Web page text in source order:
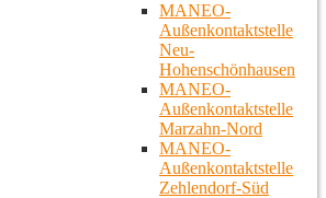
MANEO-
Außenkontaktstelle
Neu-
Hohenschönhausen
MANEO-
Außenkontaktstelle
Marzahn-Nord
MANEO-
Außenkontaktstelle
Zehlendorf-Süd